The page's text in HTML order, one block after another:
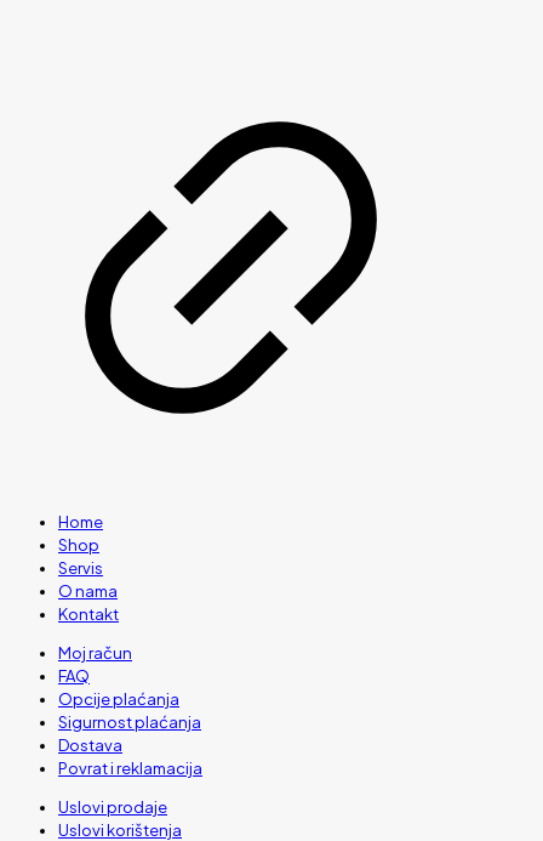
Home
Shop
Servis
O nama
Kontakt
Moj račun
FAQ
Opcije plaćanja
Sigurnost plaćanja
Dostava
Povrat i reklamacija
Uslovi prodaje
Uslovi korištenja